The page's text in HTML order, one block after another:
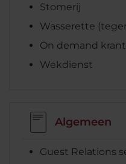
Stomerij
Wasserette
On demand
Wekdienst
Algemeen
Guest Relations